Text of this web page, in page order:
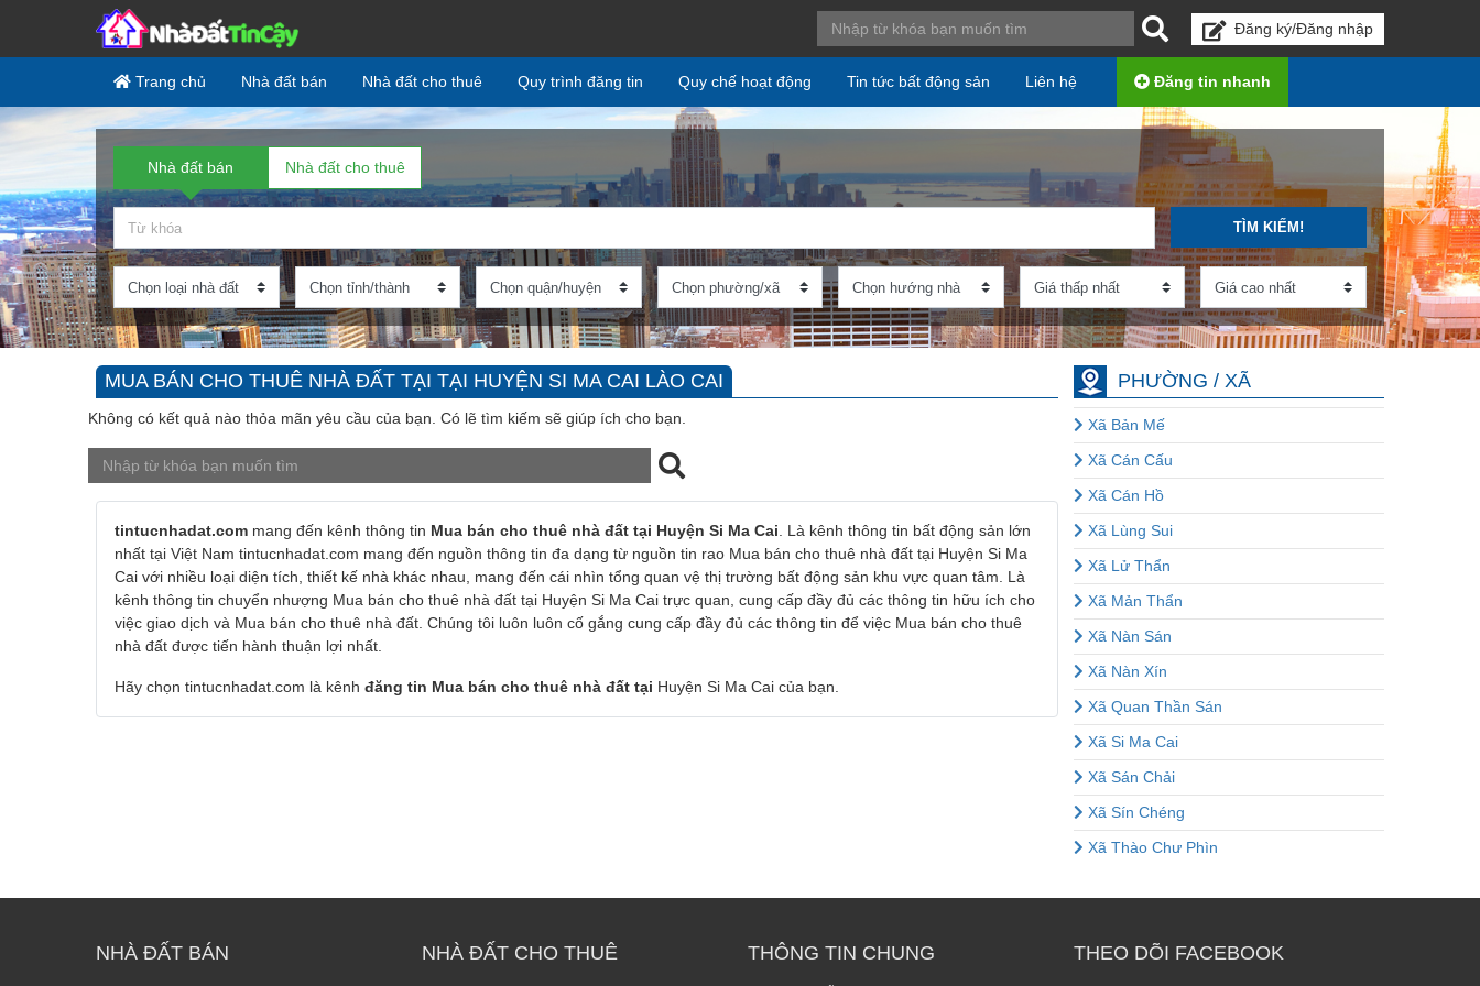
Đăng ký/Đăng nhập
Trang chủ Nhà đất bán Nhà đất cho thuê Quy trình đăng tin Quy chế hoạt động Tin tức bất động sản Liên hệ Đăng tin nhanh
Nhà đất bán Nhà đất cho thuê
TÌM KIẾM!
MUA BÁN CHO THUÊ NHÀ ĐẤT TẠI TẠI HUYỆN SI MA CAI LÀO CAI
Không có kết quả nào thỏa mãn yêu cầu của bạn. Có lẽ tìm kiếm sẽ giúp ích cho bạn.
tintucnhadat.com mang đến kênh thông tin Mua bán cho thuê nhà đất tại Huyện Si Ma Cai . Là kênh thông tin bất động sản lớn
nhất tại Việt Nam tintucnhadat.com mang đến nguồn thông tin đa dạng từ nguồn tin rao Mua bán cho thuê nhà đất tại Huyện Si Ma
Cai với nhiều loại diện tích, thiết kế nhà khác nhau, mang đến cái nhìn tổng quan vệ thị trường bất động sản khu vực quan tâm. Là
kênh thông tin chuyển nhượng Mua bán cho thuê nhà đất tại Huyện Si Ma Cai trực quan, cung cấp đầy đủ các thông tin hữu ích cho
việc giao dịch và Mua bán cho thuê nhà đất. Chúng tôi luôn luôn cố gắng cung cấp đầy đủ các thông tin để việc Mua bán cho thuê
nhà đất được tiến hành thuận lợi nhất.
Hãy chọn tintucnhadat.com là kênh đăng tin Mua bán cho thuê nhà đất tại Huyện Si Ma Cai của bạn.
PHƯỜNG / XÃ
Xã Bản Mế
Xã Cán Cấu
Xã Cán Hồ
Xã Lùng Sui
Xã Lử Thẩn
Xã Mản Thẩn
Xã Nàn Sán
Xã Nàn Xín
Xã Quan Thần Sán
Xã Si Ma Cai
Xã Sán Chải
Xã Sín Chéng
Xã Thào Chư Phìn
NHÀ ĐẤT BÁN NHÀ ĐẤT CHO THUÊ THÔNG TIN CHUNG THEO DÕI FACEBOOK